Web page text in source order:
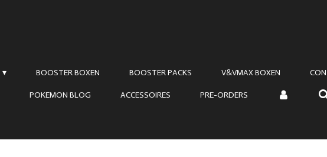
BOOSTER BOXEN BOOSTER PACKS V&VMAX BOXEN
POKEMON BLOG ACCESSOIRES PRE-ORDERS